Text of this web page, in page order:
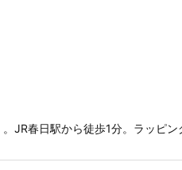
JR春日駅から徒歩1分。ラッピ